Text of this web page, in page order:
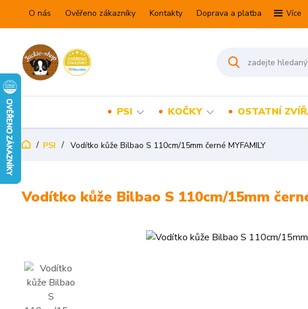
O nás Ověřeno zákazníky Kontakty Doprava a platba Více
PSI KOČKY OSTATNÍ
PSI Vodítko kůže Bilbao S 110cm/15mm černé MYFAMILY
Vodítko kůže Bilbao S 110cm/15mm